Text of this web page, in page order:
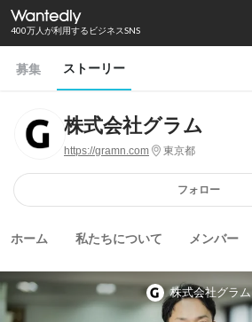
400万人が利用するビジネスSNS
募集 ストーリー
株式会社グラム
https://gramn.com 東京都
フォロー
ホーム 私たちについて メンバー
株式会社グラム